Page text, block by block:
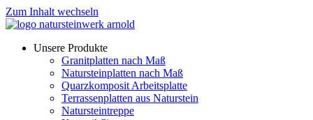
Zum Inhalt wechseln
Unsere Produkte
Granitplatten nach Maß
Natursteinplatten nach Maß
Quarzkomposit Arbeitsplatte
Terrassenplatten aus Naturstein
Natursteintreppe